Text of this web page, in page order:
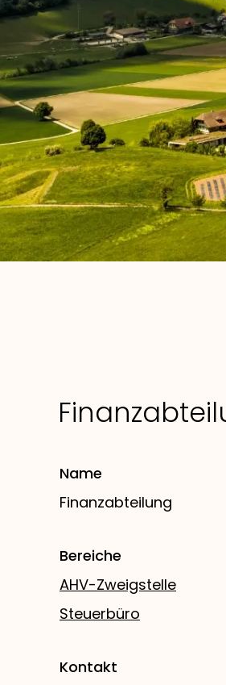
Name
Finanzabteilung
Bereiche
AHV-Zweigstelle
Steuerbüro
Kontakt